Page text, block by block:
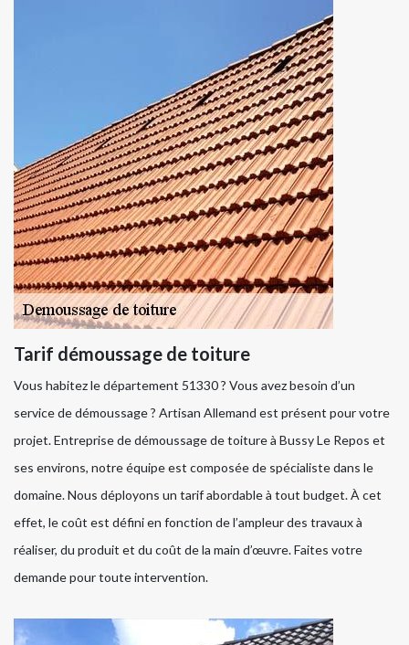
Tarif démoussage de toiture
Vous habitez le département 51330 ? Vous avez besoin d’un
service de démoussage ? Artisan Allemand est présent pour votre
projet. Entreprise de démoussage de toiture à Bussy Le Repos et
ses environs, notre équipe est composée de spécialiste dans le
domaine. Nous déployons un tarif abordable à tout budget. À cet
effet, le coût est défini en fonction de l’ampleur des travaux à
réaliser, du produit et du coût de la main d’œuvre. Faites votre
demande pour toute intervention.